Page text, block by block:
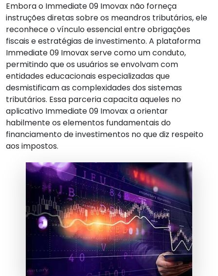
Embora o Immediate 09 Imovax não forneça
instruções diretas sobre os meandros tributários, ele
reconhece o vínculo essencial entre obrigações
fiscais e estratégias de investimento. A plataforma
Immediate 09 Imovax serve como um conduto,
permitindo que os usuários se envolvam com
entidades educacionais especializadas que
desmistificam as complexidades dos sistemas
tributários. Essa parceria capacita aqueles no
aplicativo Immediate 09 Imovax a orientar
habilmente os elementos fundamentais do
financiamento de investimentos no que diz respeito
aos impostos.